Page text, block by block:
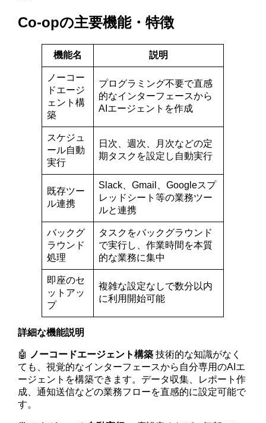
Co-opの主要機能・特徴
機能名 説明
ノーコー
ドエージ
ェント構
築
プログラミング不要で直感
的なインターフェースから
AIエージェントを作成
スケジュ
ール自動
実行
日次、週次、月次などの定
期タスクを設定し自動実行
既存ツー
ル連携
Slack、Gmail、Googleスプ
レッドシート等の業務ツー
ルと連携
バックグ
ラウンド
処理
タスクをバックグラウンド
で実行し、作業時間を本質
的な業務に集中
即座のセ
ットアッ
プ
複雑な設定なしで数分以内
に利用開始可能
詳細な機能説明
🤖 ノーコードエージェント構築 技術的な知識がなく
ても、視覚的なインターフェースから自分専用のAIエ
ージェントを構築できます。データ収集、レポート作
成、通知送信などの業務フローを直感的に設定可能で
す。